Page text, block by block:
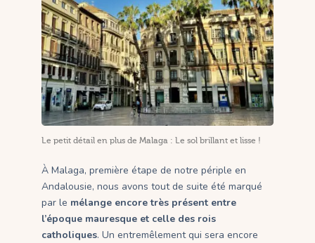
Le petit détail en plus de Malaga : Le sol brillant et lisse !
À Malaga, première étape de notre périple en
Andalousie, nous avons tout de suite été marqué
par le mélange encore très présent entre
l’époque mauresque et celle des rois
catholiques. Un entremêlement qui sera encore